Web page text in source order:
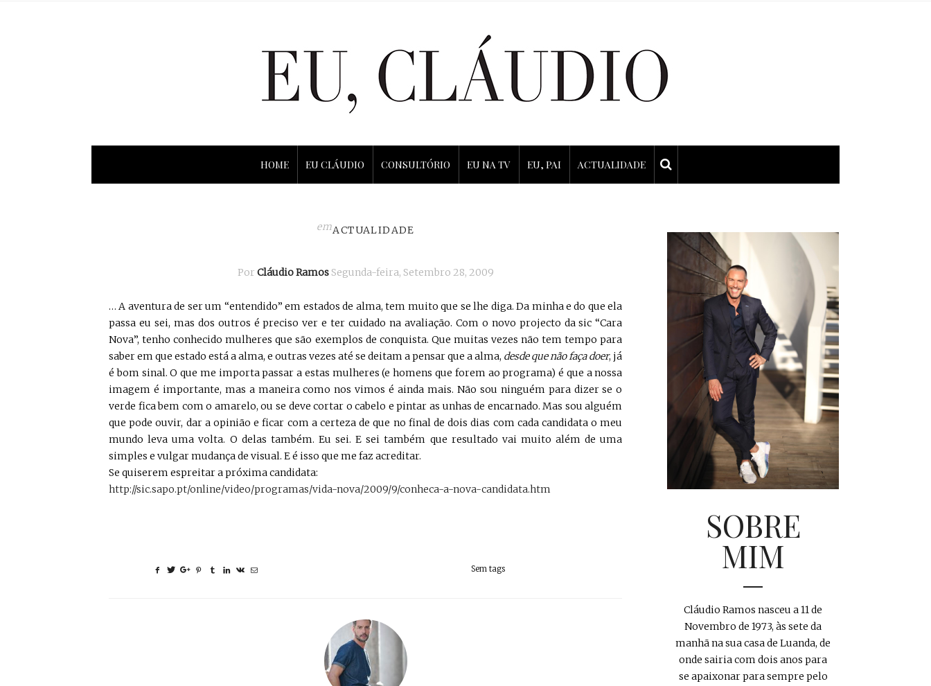
HOME EU CLÁUDIO CONSULTÓRIO EU NA TV EU, PAI ACTUALIDADE
emACTUALIDADE
Por Cláudio Ramos Segunda-feira, Setembro 28, 2009
… A aventura de ser um “entendido” em estados de alma, tem muito que se lhe diga. Da minha e do que ela
passa eu sei, mas dos outros é preciso ver e ter cuidado na avaliação. Com o novo projecto da sic “Cara
Nova”, tenho conhecido mulheres que são exemplos de conquista. Que muitas vezes não tem tempo para
saber em que estado está a alma, e outras vezes até se deitam a pensar que a alma, desde que não faça doer, já
é bom sinal. O que me importa passar a estas mulheres (e homens que forem ao programa) é que a nossa
imagem é importante, mas a maneira como nos vimos é ainda mais. Não sou ninguém para dizer se o
verde fica bem com o amarelo, ou se deve cortar o cabelo e pintar as unhas de encarnado. Mas sou alguém
que pode ouvir, dar a opinião e ficar com a certeza de que no final de dois dias com cada candidata o meu
mundo leva uma volta. O delas também. Eu sei. E sei também que resultado vai muito além de uma
simples e vulgar mudança de visual. E é isso que me faz acreditar.
Se quiserem espreitar a próxima candidata:
http://sic.sapo.pt/online/video/programas/vida-nova/2009/9/conheca-a-nova-candidata.htm
Sem tags
SOBRE
MIM
Cláudio Ramos nasceu a 11 de
Novembro de 1973, às sete da
manhã na sua casa de Luanda, de
onde sairia com dois anos para
se apaixonar para sempre pelo